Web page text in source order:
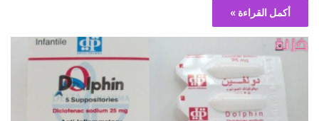
أكمل القراءة »